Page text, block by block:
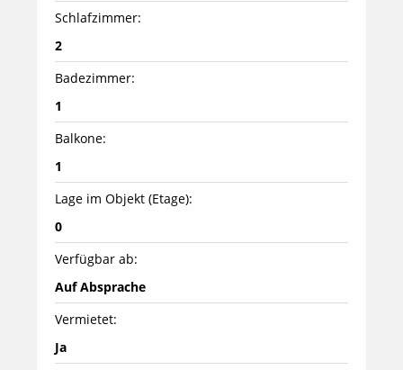
Schlafzimmer:
2
Badezimmer:
1
Balkone:
1
Lage im Objekt (Etage):
0
Verfügbar ab:
Auf Absprache
Vermietet:
Ja